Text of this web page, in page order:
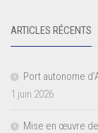
ARTICLES RÉCENTS
Port autonome
1 juin 2026
Mise en œuvre